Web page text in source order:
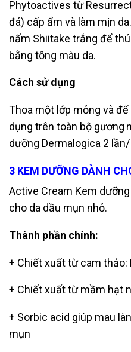
Phytoactives từ
đá) cấp ẩm và làm mịn da.
nấm Shiitake trắng để
bằng tông màu da.
Cách sử dụng
Thoa một lớp mỏng và
dụng trên toàn bộ gương
dưỡng Dermalogica 2 lần/
3 KEM DƯỠNG DÀNH
Active Cream Kem
cho da dầu mụn nhỏ.
Thành phần chính:
+ Chiết xuất từ cam
+ Chiết xuất từ mầm hạt
+ Sorbic acid giúp mau
mụn